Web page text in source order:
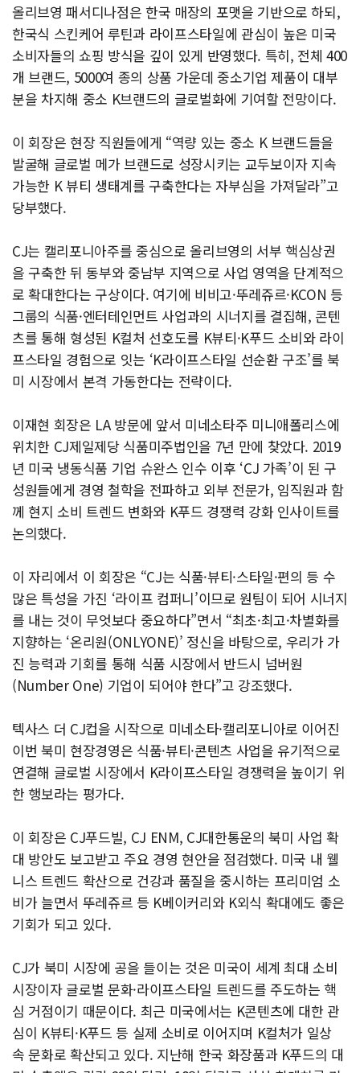
올리브영 패서디나점은 한국 매장의 포맷을 기반으로 하되,
한국식 스킨케어 루틴과 라이프스타일에 관심이 높은 미국
소비자들의 쇼핑 방식을 깊이 있게 반영했다. 특히, 전체 400
개 브랜드, 5000여 종의 상품 가운데 중소기업 제품이 대부
분을 차지해 중소 K브랜드의 글로벌화에 기여할 전망이다.
이 회장은 현장 직원들에게 “역량 있는 중소 K 브랜드들을
발굴해 글로벌 메가 브랜드로 성장시키는 교두보이자 지속
가능한 K 뷰티 생태계를 구축한다는 자부심을 가져달라”고
당부했다.
CJ는 캘리포니아주를 중심으로 올리브영의 서부 핵심상권
을 구축한 뒤 동부와 중남부 지역으로 사업 영역을 단계적으
로 확대한다는 구상이다. 여기에 비비고·뚜레쥬르·KCON 등
그룹의 식품·엔터테인먼트 사업과의 시너지를 결집해, 콘텐
츠를 통해 형성된 K컬처 선호도를 K뷰티·K푸드 소비와 라이
프스타일 경험으로 잇는 ‘K라이프스타일 선순환 구조’를 북
미 시장에서 본격 가동한다는 전략이다.
이재현 회장은 LA 방문에 앞서 미네소타주 미니애폴리스에
위치한 CJ제일제당 식품미주법인을 7년 만에 찾았다. 2019
년 미국 냉동식품 기업 슈완스 인수 이후 ‘CJ 가족’이 된 구
성원들에게 경영 철학을 전파하고 외부 전문가, 임직원과 함
께 현지 소비 트렌드 변화와 K푸드 경쟁력 강화 인사이트를
논의했다.
이 자리에서 이 회장은 “CJ는 식품·뷰티·스타일·편의 등 수
많은 특성을 가진 ‘라이프 컴퍼니’이므로 원팀이 되어 시너지
를 내는 것이 무엇보다 중요하다”면서 “최초·최고·차별화를
지향하는 ‘온리원(ONLYONE)’ 정신을 바탕으로, 우리가 가
진 능력과 기회를 통해 식품 시장에서 반드시 넘버원
(Number One) 기업이 되어야 한다”고 강조했다.
텍사스 더 CJ컵을 시작으로 미네소타·캘리포니아로 이어진
이번 북미 현장경영은 식품·뷰티·콘텐츠 사업을 유기적으로
연결해 글로벌 시장에서 K라이프스타일 경쟁력을 높이기 위
한 행보라는 평가다.
이 회장은 CJ푸드빌, CJ ENM, CJ대한통운의 북미 사업 확
대 방안도 보고받고 주요 경영 현안을 점검했다. 미국 내 웰
니스 트렌드 확산으로 건강과 품질을 중시하는 프리미엄 소
비가 늘면서 뚜레쥬르 등 K베이커리와 K외식 확대에도 좋은
기회가 되고 있다.
CJ가 북미 시장에 공을 들이는 것은 미국이 세계 최대 소비
시장이자 글로벌 문화·라이프스타일 트렌드를 주도하는 핵
심 거점이기 때문이다. 최근 미국에서는 K콘텐츠에 대한 관
심이 K뷰티·K푸드 등 실제 소비로 이어지며 K컬처가 일상
속 문화로 확산되고 있다. 지난해 한국 화장품과 K푸드의 대